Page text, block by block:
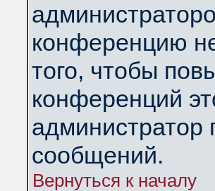
конференцию
того, чтобы
конференций
администратор
сообщений.
Вернуться к началу